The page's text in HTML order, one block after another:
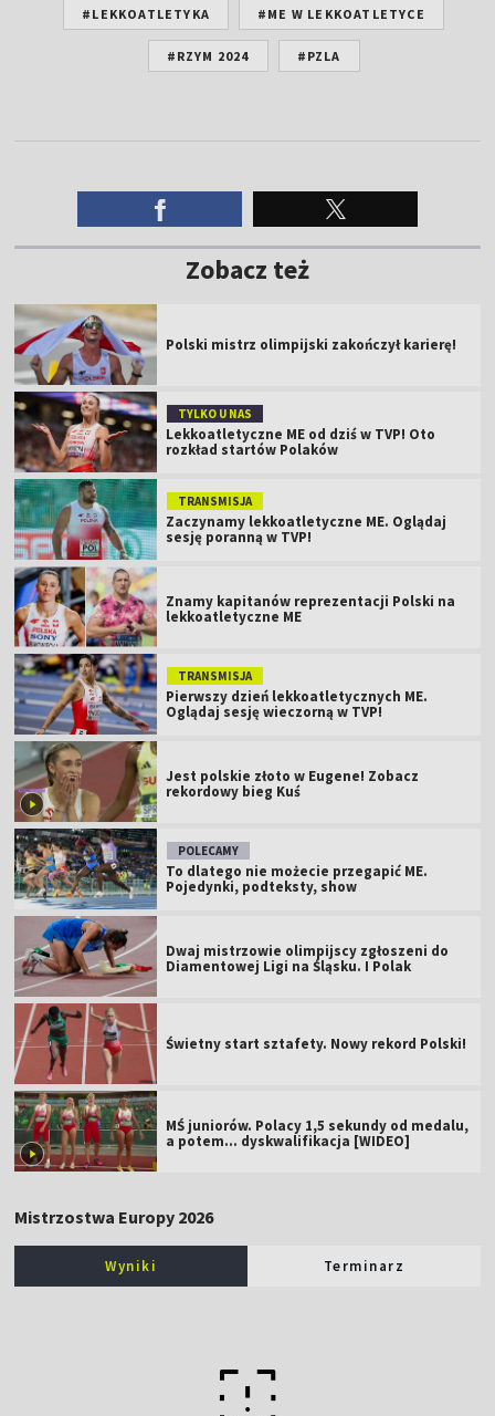
#LEKKOATLETYKA #ME W LEKKOATLETYCE
#RZYM 2024 #PZLA
Zobacz też
Polski mistrz olimpijski zakończył karierę!
TYLKO U NAS
Lekkoatletyczne ME od dziś w TVP! Oto
rozkład startów Polaków
TRANSMISJA
Zaczynamy lekkoatletyczne ME. Oglądaj
sesję poranną w TVP!
Znamy kapitanów reprezentacji Polski na
lekkoatletyczne ME
TRANSMISJA
Pierwszy dzień lekkoatletycznych ME.
Oglądaj sesję wieczorną w TVP!
Jest polskie złoto w Eugene! Zobacz
rekordowy bieg Kuś
POLECAMY
To dlatego nie możecie przegapić ME.
Pojedynki, podteksty, show
Dwaj mistrzowie olimpijscy zgłoszeni do
Diamentowej Ligi na Śląsku. I Polak
Świetny start sztafety. Nowy rekord Polski!
MŚ juniorów. Polacy 1,5 sekundy od medalu,
a potem... dyskwalifikacja [WIDEO]
Mistrzostwa Europy 2026
Wyniki Terminarz